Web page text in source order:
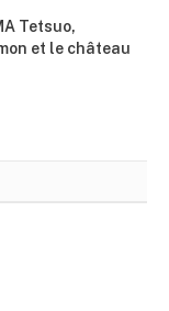
Tetsuo,
et le château